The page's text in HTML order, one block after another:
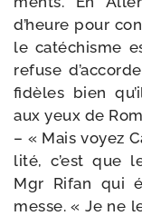
d’heure pour
le caté­chisme
refuse
fidèles bien
aux yeux de
– « Mais voyez
li­té, c’est que
Mgr Rifan qui
messe. « Je ne